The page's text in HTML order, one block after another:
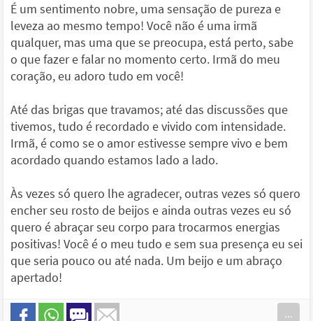
É um sentimento nobre, uma sensação de pureza e
leveza ao mesmo tempo! Você não é uma irmã
qualquer, mas uma que se preocupa, está perto, sabe
o que fazer e falar no momento certo. Irmã do meu
coração, eu adoro tudo em você!
Até das brigas que travamos; até das discussões que
tivemos, tudo é recordado e vivido com intensidade.
Irmã, é como se o amor estivesse sempre vivo e bem
acordado quando estamos lado a lado.
Às vezes só quero lhe agradecer, outras vezes só quero
encher seu rosto de beijos e ainda outras vezes eu só
quero é abraçar seu corpo para trocarmos energias
positivas! Você é o meu tudo e sem sua presença eu sei
que seria pouco ou até nada. Um beijo e um abraço
apertado!
...